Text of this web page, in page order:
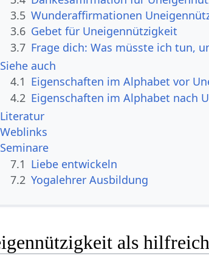
3.5 Wunderaffirmationen
3.6 Gebet für Uneigennützigkeit
3.7 Frage dich: Was müsste ich tun,
Siehe auch
4.1 Eigenschaften im Alphabet vor
4.2 Eigenschaften im Alphabet nach
Literatur
Weblinks
Seminare
7.1 Liebe entwickeln
7.2 Yogalehrer Ausbildung
als